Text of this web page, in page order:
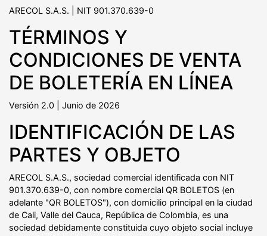
ARECOL S.A.S. | NIT 901.370.639-0
TÉRMINOS Y
CONDICIONES DE VENTA
DE BOLETERÍA EN LÍNEA
Versión 2.0 | Junio de 2026
IDENTIFICACIÓN DE LAS
PARTES Y OBJETO
ARECOL S.A.S., sociedad comercial identificada con NIT
901.370.639-0, con nombre comercial QR BOLETOS (en
adelante "QR BOLETOS"), con domicilio principal en la ciudad
de Cali, Valle del Cauca, República de Colombia, es una
sociedad debidamente constituida cuyo objeto social incluye